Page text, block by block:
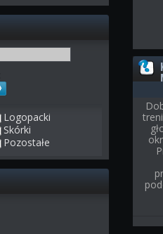
Logopacki
Skórki
Pozostałe